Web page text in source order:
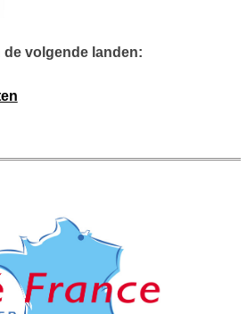
volgende landen: